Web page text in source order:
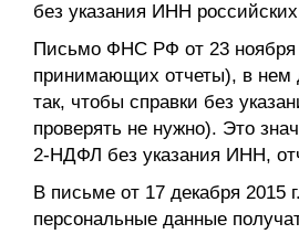
без указания ИНН
Письмо ФНС РФ от 23 ноября
принимающих отчеты), в нем
так, чтобы справки без
проверять не нужно). Это
2-НДФЛ без указания ИНН,
В письме от 17 декабря 2015
персональные данные